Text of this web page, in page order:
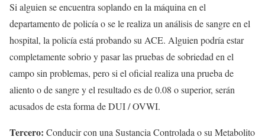
Si alguien se encuentra soplando en la máquina en el
departamento de policía o se le realiza un análisis de sangre en el
hospital, la policía está probando su ACE. Alguien podría estar
completamente sobrio y pasar las pruebas de sobriedad en el
campo sin problemas, pero si el oficial realiza una prueba de
aliento o de sangre y el resultado es de 0.08 o superior, serán
acusados de esta forma de DUI / OVWI.
Tercero: Conducir con una Sustancia Controlada o su Metabolito